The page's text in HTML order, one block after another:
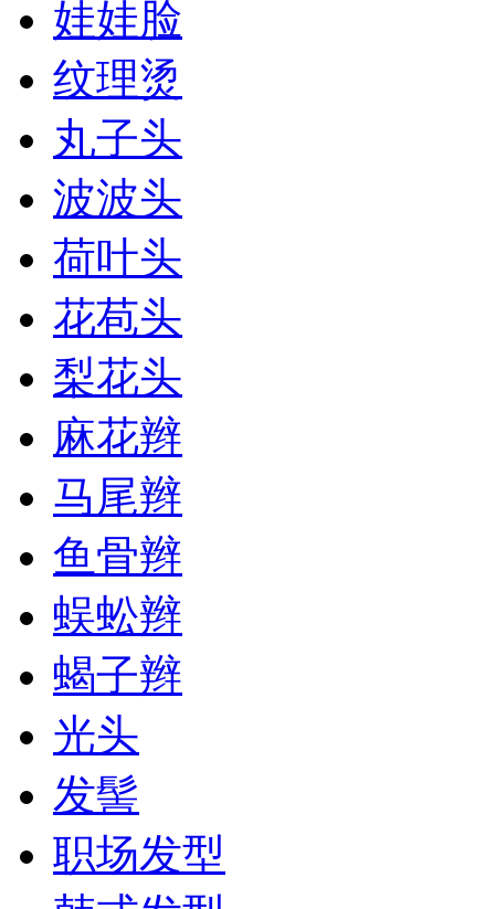
娃娃脸
纹理烫
丸子头
波波头
荷叶头
花苞头
梨花头
麻花辫
马尾辫
鱼骨辫
蜈蚣辫
蝎子辫
光头
发髻
职场发型